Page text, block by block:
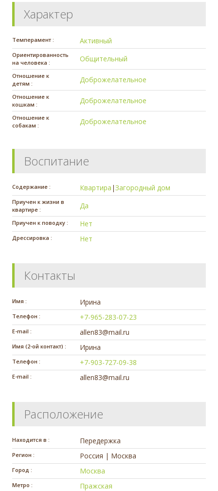
Характер
Темперамент : Активный
Ориентированность
на человека :
Общительный
Отношение к
детям :
Доброжелательное
Отношение к
кошкам :
Доброжелательное
Отношение к
собакам :
Доброжелательное
Воспитание
Содержание : Квартира |Загородный дом
Приучен к жизни в
квартире :
Да
Приучен к поводку : Нет
Дрессировка : Нет
Контакты
Имя : Ирина
Телефон : +7-965-283-07-23
E-mail : allen83@mail.ru
Имя (2-ой контакт) : Ирина
Телефон : +7-903-727-09-38
E-mail : allen83@mail.ru
Расположение
Находится в : Передержка
Регион : Россия | Москва
Город : Москва
Метро : Пражская